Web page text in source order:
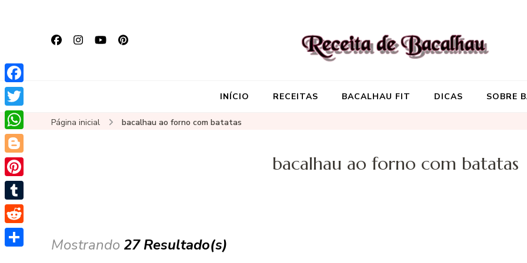
INÍCIO RECEITAS BACALHAU FIT DICAS SOBRE
Página inicial bacalhau ao forno com batatas
bacalhau ao forno com batatas
Mostrando 27 Resultado(s)
Facebook
Twitter
WhatsApp
Blogger
Pinterest
Tumblr
Reddit